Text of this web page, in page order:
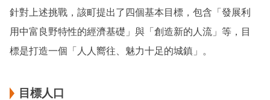
針對上述挑戰，該町提出了四個基本目標，包含「發展利
用中富良野特性的經濟基礎」與「創造新的人流」等，目
標是打造一個「人人嚮往、魅力十足的城鎮」。
目標人口